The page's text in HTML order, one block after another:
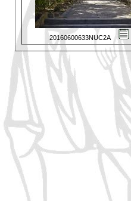
20160600633NUC2A